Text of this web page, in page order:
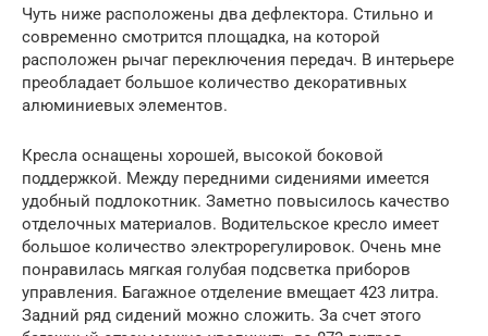
Чуть ниже расположены два дефлектора. Стильно и
современно смотрится площадка, на которой
расположен рычаг переключения передач. В интерьере
преобладает большое количество декоративных
алюминиевых элементов.
Кресла оснащены хорошей, высокой боковой
поддержкой. Между передними сидениями имеется
удобный подлокотник. Заметно повысилось качество
отделочных материалов. Водительское кресло имеет
большое количество электрорегулировок. Очень мне
понравилась мягкая голубая подсветка приборов
управления. Багажное отделение вмещает 423 литра.
Задний ряд сидений можно сложить. За счет этого